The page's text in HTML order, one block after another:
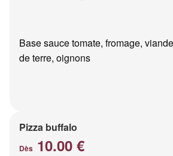
Base sauce tomate, fromage,
de terre, oignons
Pizza buffalo
Dès 10.00 €